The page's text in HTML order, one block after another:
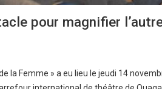
pour magnifier
la Femme » a eu lieu le jeudi 14